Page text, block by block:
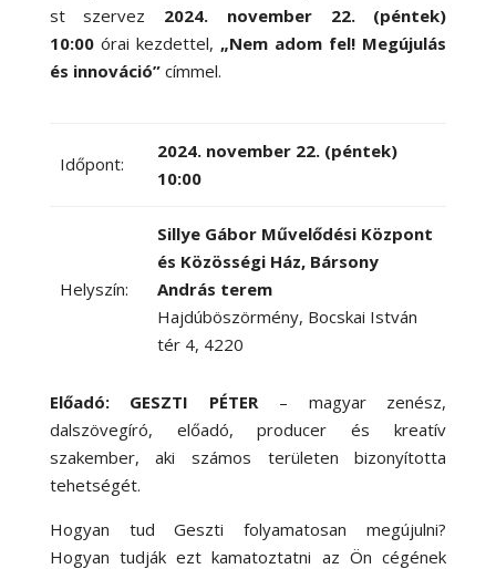
st
szervez 2024. november 22. (péntek)
10:00 órai kezdettel, „Nem adom fel! Megújulás
és innováció” címmel.
Időpont:
2024. november 22. (péntek)
10:00
Helyszín:
Sillye Gábor Művelődési Központ
és Közösségi Ház, Bársony
András terem
Hajdúböszörmény, Bocskai István
tér 4, 4220
Előadó: GESZTI PÉTER
– magyar zenész,
dalszövegíró, előadó, producer és kreatív
szakember, aki számos területen bizonyította
tehetségét.
Hogyan tud Geszti folyamatosan megújulni?
Hogyan tudják ezt kamatoztatni az Ön cégének